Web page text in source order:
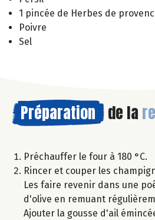
1 pincée de Herbes de
Poivre
Sel
Préparation de la
Préchauffer le four à 180 °C.
Rincer et couper les
Les faire revenir dans une
d'olive en remuant
Ajouter la gousse d'ail